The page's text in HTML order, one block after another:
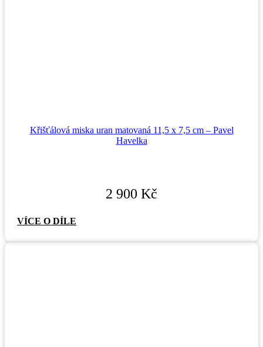
Křišťálová miska uran matovaná 11,5 x 7,5 cm – Pavel
Havelka
2 900 Kč
VÍCE O DÍLE